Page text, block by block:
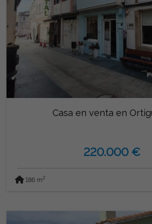
oportunidad única! No pierdas la oportunidad de adquirir
esta magnífica vivienda al lado del mar y
visita¡ La propiedad dispone de calle privada y
aparcamientos delante de la
Casa en venta en
220.000 €
186 m2